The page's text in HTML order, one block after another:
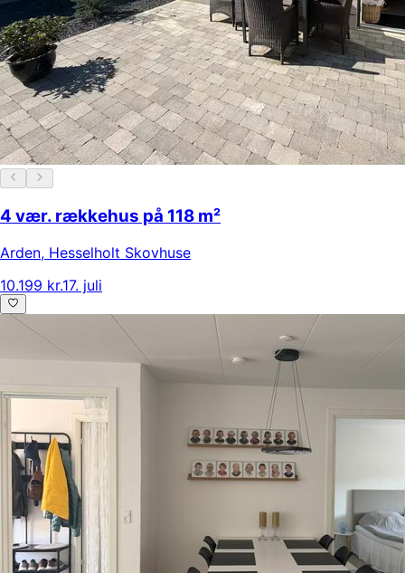
4 vær. rækkehus på 118 m²
Arden, Hesselholt Skovhuse
10.199 kr.17. juli